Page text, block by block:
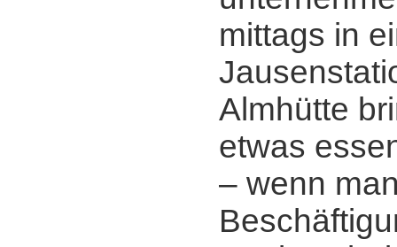
mittags in
Almhütte
etwas
‒ wenn